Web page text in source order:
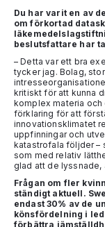
Du har varit en av
om förkortad
beslutsfattare har
– Detta var ett bra
tycker jag. Bolag,
kritiskt för att kunna
komplex materia
förklaring för att
innovationsklimatet
uppfinningar och
katastrofala följder –
som med relativ
glad att de lyssnade,
Frågan om fler
ständigt aktuell.
endast 30% av de
könsfördelning i
förbättra